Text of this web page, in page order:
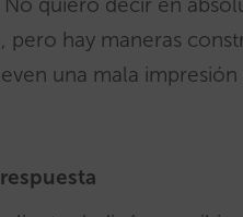
hay maneras
una mala